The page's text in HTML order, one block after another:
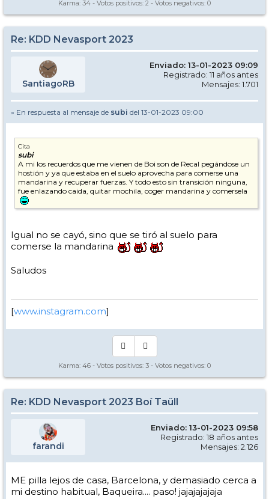
Karma: 34 - Votos positivos: 2 - Votos negativos: 0
Re: KDD Nevasport 2023
SantiagoRB
Enviado: 13-01-2023 09:09
Registrado: 11 años antes
Mensajes: 1.701
» En respuesta al mensaje de subi del 13-01-2023 09:00
Cita
subi
A mi los recuerdos que me vienen de Boi son de Recal pegándose un
hostión y ya que estaba en el suelo aprovecha para comerse una
mandarina y recuperar fuerzas. Y todo esto sin transición ninguna,
fue enlazando caida, quitar mochila, coger mandarina y comersela
Igual no se cayó, sino que se tiró al suelo para
comerse la mandarina
Saludos
[www.instagram.com]
Karma: 46 - Votos positivos: 3 - Votos negativos: 0
Re: KDD Nevasport 2023 Boí Taüll
farandi
Enviado: 13-01-2023 09:58
Registrado: 18 años antes
Mensajes: 2.126
ME pilla lejos de casa, Barcelona, y demasiado cerca a
mi destino habitual, Baqueira.... paso! jajajajajaja